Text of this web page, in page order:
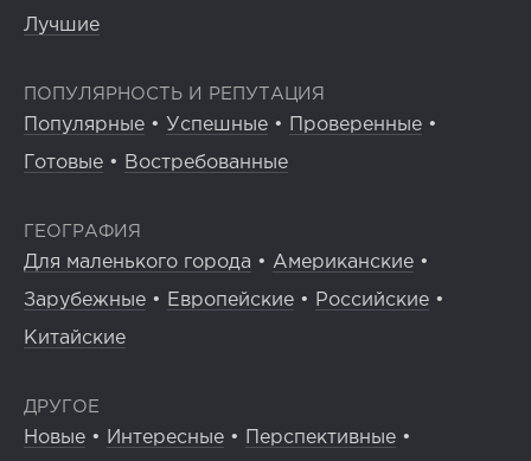
Лучшие
ПОПУЛЯРНОСТЬ И РЕПУТАЦИЯ
Популярные • Успешные • Проверенные •
Готовые • Востребованные
ГЕОГРАФИЯ
Для маленького города • Американские •
Зарубежные • Европейские • Российские •
Китайские
ДРУГОЕ
Новые • Интересные • Перспективные •